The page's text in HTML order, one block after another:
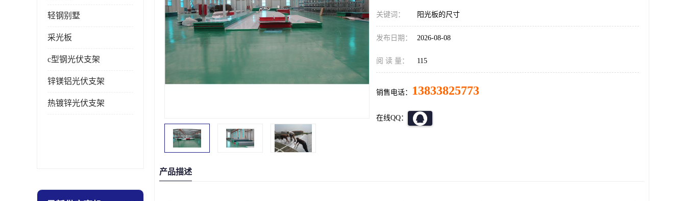
轻钢别墅
采光板
c型钢光伏支架
锌镁铝光伏支架
热镀锌光伏支架
关键词： 阳光板的尺寸
发布日期： 2026-08-08
阅 读 量： 115
销售电话： 13833825773
在线QQ：
产品描述